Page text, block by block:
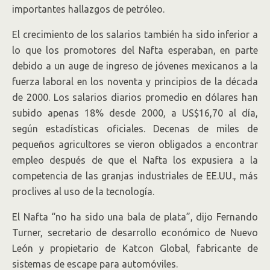
importantes hallazgos de petróleo.
El crecimiento de los salarios también ha sido inferior a
lo que los promotores del Nafta esperaban, en parte
debido a un auge de ingreso de jóvenes mexicanos a la
fuerza laboral en los noventa y principios de la década
de 2000. Los salarios diarios promedio en dólares han
subido apenas 18% desde 2000, a US$16,70 al día,
según estadísticas oficiales. Decenas de miles de
pequeños agricultores se vieron obligados a encontrar
empleo después de que el Nafta los expusiera a la
competencia de las granjas industriales de EE.UU., más
proclives al uso de la tecnología.
El Nafta “no ha sido una bala de plata”, dijo Fernando
Turner, secretario de desarrollo económico de Nuevo
León y propietario de Katcon Global, fabricante de
sistemas de escape para automóviles.